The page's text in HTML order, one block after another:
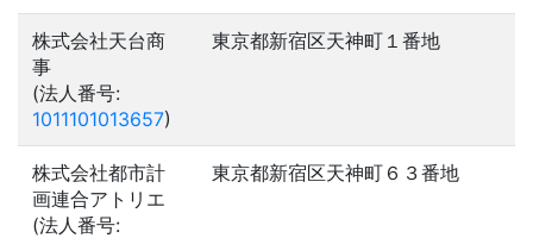
株式会社天台商
事
(法人番号:
1011101013657)
東京都新宿区天神町１番地
株式会社都市計
画連合アトリエ
(法人番号:
東京都新宿区天神町６３番地